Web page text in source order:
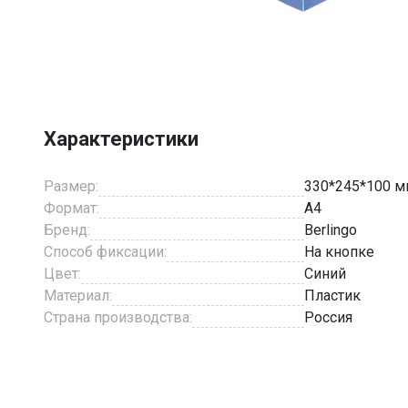
3
Характеристики
Размер:
330*245*100
Формат:
A4
Бренд:
Berlingo
Способ фиксации:
На кнопке
Цвет:
Синий
Материал:
Пластик
Страна производства:
Россия